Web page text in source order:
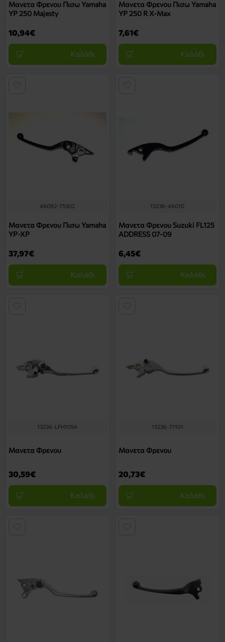
Μανετα Φρενου Πισω Yamaha
YP 250 Majesty
10,94€
Καλάθι
Μανετα Φρενου Πισω Yamaha
YP 250 R X-Max
7,61€
Καλάθι
46092-75302
Μανετα Φρενου Πισω Yamaha
YP-XP
37,97€
Καλάθι
13236-46010
Μανετα Φρενου Suzuki FL125
ADDRESS 07-09
6,45€
Καλάθι
13236-LFH1054
Μανετα Φρενου
30,59€
Καλάθι
13236-71101
Μανετα Φρενου
20,73€
Καλάθι